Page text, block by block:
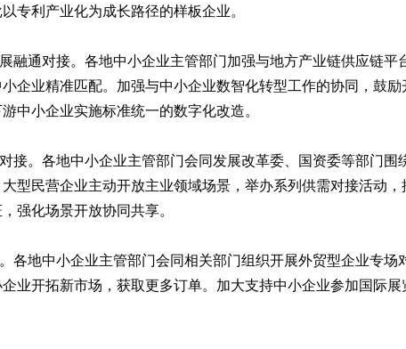
专利产业化为成长路径的样板企业。
融通对接。各地中小企业主管部门加强与地方产业链供应链
企业精准匹配。加强与中小企业数智化转型工作的协同，鼓
中小企业实施标准统一的数字化改造。
接。各地中小企业主管部门会同发展改革委、国资委等部门围
型民营企业主动开放主业领域场景，举办系列供需对接活动
强化场景开放协同共享。
各地中小企业主管部门会同相关部门组织开展外贸型企业专场
业开拓新市场，获取更多订单。加大支持中小企业参加国际